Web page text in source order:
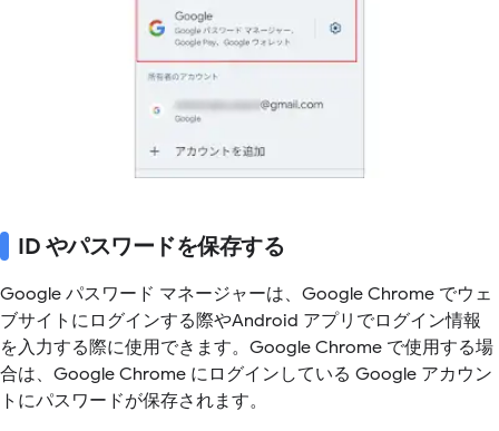
ID やパスワードを保存する
Google パスワード マネージャーは、Google Chrome でウェ
ブサイトにログインする際やAndroid アプリでログイン情報
を入力する際に使用できます。Google Chrome で使用する場
合は、Google Chrome にログインしている Google アカウン
トにパスワードが保存されます。